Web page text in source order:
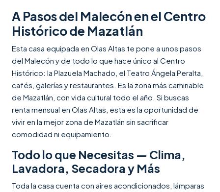
A Pasos del Malecón en el Centro
Histórico de Mazatlán
Esta casa equipada en Olas Altas te pone a unos pasos
del Malecón y de todo lo que hace único al Centro
Histórico: la Plazuela Machado, el Teatro Ángela Peralta,
cafés, galerías y restaurantes. Es la zona más caminable
de Mazatlán, con vida cultural todo el año. Si buscas
renta mensual en Olas Altas, esta es la oportunidad de
vivir en la mejor zona de Mazatlán sin sacrificar
comodidad ni equipamiento.
Todo lo que Necesitas — Clima,
Lavadora, Secadora y Más
Toda la casa cuenta con aires acondicionados, lámparas